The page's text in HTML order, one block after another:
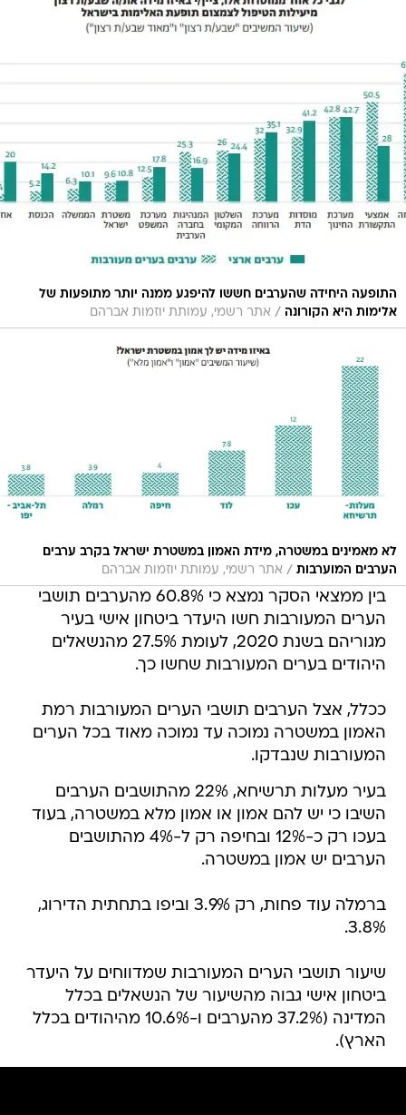
התופעה היחידה שהערבים חששו להיפגע ממנה יותר מתופעות של
אלימות היא הקורונה / אתר רשמי, עמותת יוזמות אברהם
לא מאמינים במשטרה, מידת האמון במשטרת ישראל בקרב ערבים
הערבים המוערבות / אתר רשמי, עמותת יוזמות אברהם
בין ממצאי הסקר נמצא כי 60.8% מהערבים תושבי
הערים המעורבות חשו היעדר ביטחון אישי בעיר
מגוריהם בשנת 2020, לעומת 27.5% מהנשאלים
היהודים בערים המעורבות שחשו כך.
ככלל, אצל הערבים תושבי הערים המעורבות רמת
האמון במשטרה נמוכה עד נמוכה מאוד בכל הערים
המעורבות שנבדקו.
בעיר מעלות תרשיחא, 22% מהתושבים הערבים
השיבו כי יש להם אמון או אמון מלא במשטרה, בעוד
בעכו רק כ-12% ובחיפה רק ל-4% מהתושבים
הערבים יש אמון במשטרה.
ברמלה עוד פחות, רק 3.9% וביפו בתחתית הדירוג,
3.8%.
שיעור תושבי הערים המעורבות שמדווחים על היעדר
ביטחון אישי גבוה מהשיעור של הנשאלים בכלל
המדינה (37.2% מהערבים ו-10.6% מהיהודים בכלל
הארץ).